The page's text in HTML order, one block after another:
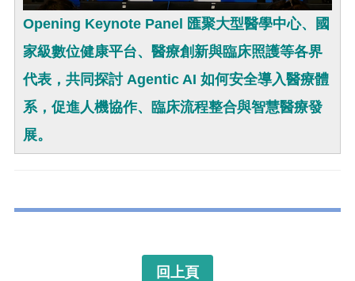
Opening Keynote Panel 匯聚大型醫學中心、國
家級數位健康平台、醫療創新與臨床照護等各界
代表，共同探討 Agentic AI 如何安全導入醫療體
系，促進人機協作、臨床流程整合與智慧醫療發
展。
回上頁